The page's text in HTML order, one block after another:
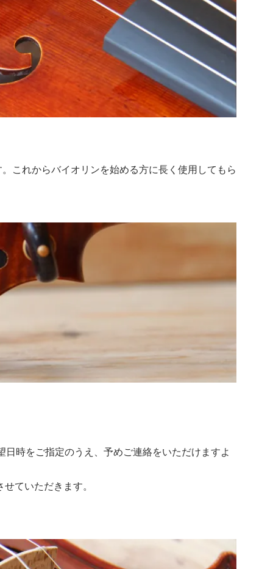
これからバイオリンを始める方に長く使用してもら
時をご指定のうえ、予めご連絡をいただけますよ
ていただきます。